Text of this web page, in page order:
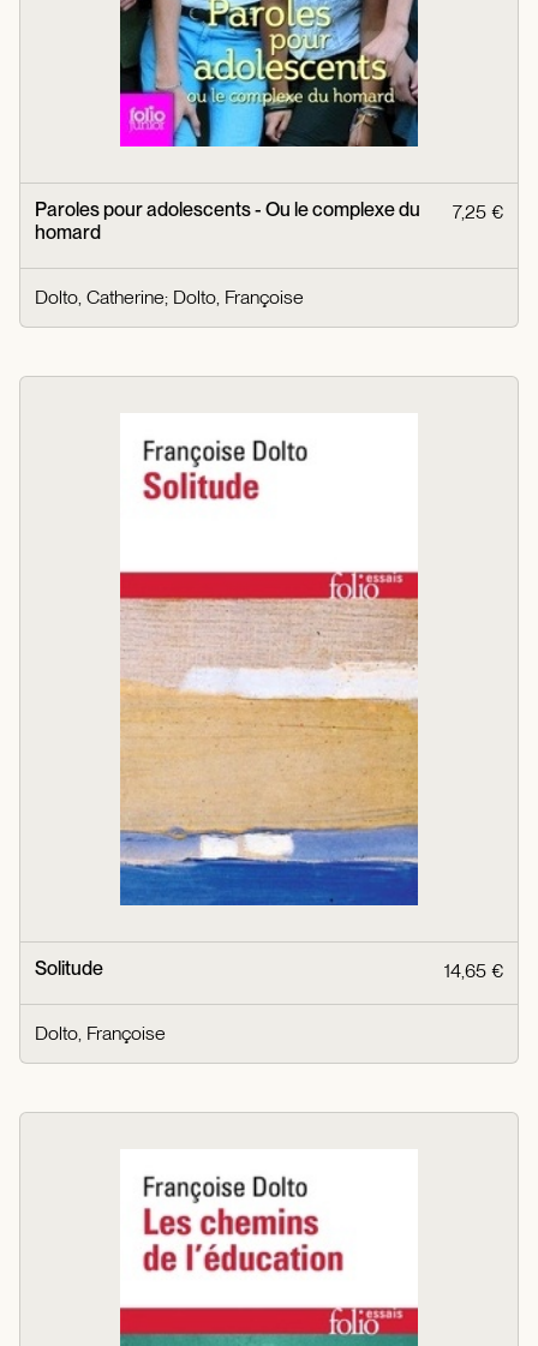
Paroles pour adolescents - Ou le complexe du
homard
7,25 €
Dolto, Catherine; Dolto, Françoise
Solitude 14,65 €
Dolto, Françoise